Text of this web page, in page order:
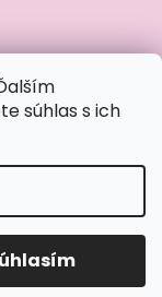
súhlas s ich
opýtať?
vyhradené.